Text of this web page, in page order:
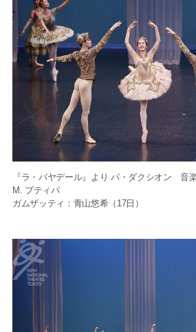
『ラ・バヤデール』より パ・ダクシオン 音
M. プティパ
ガムザッティ：青山悠希（17日）